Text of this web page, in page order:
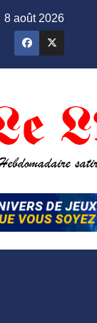
8 août 2026